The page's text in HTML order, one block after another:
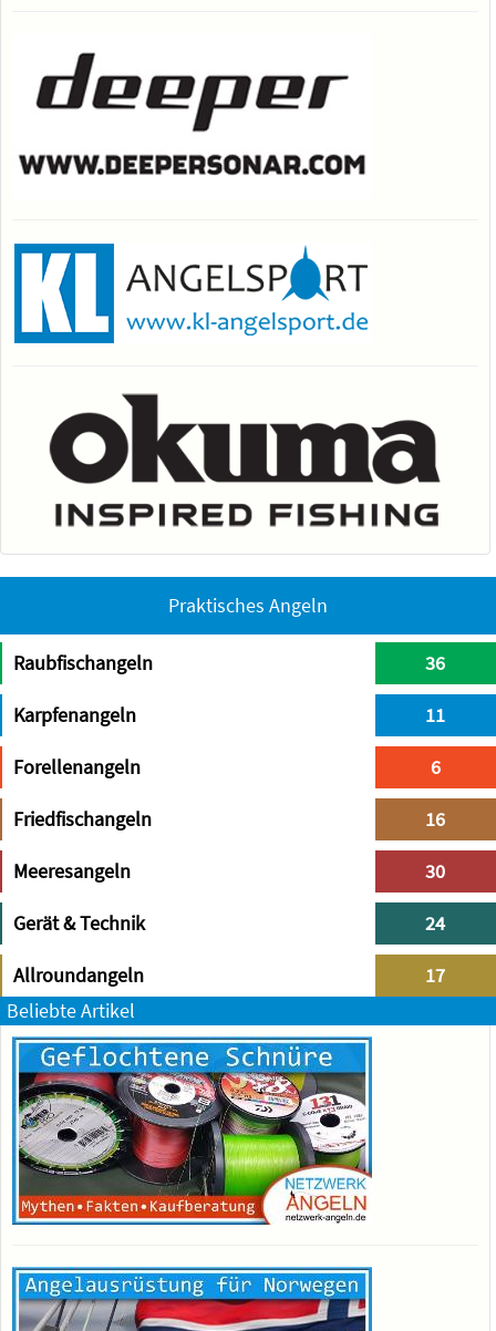
Praktisches Angeln
Raubfischangeln 36
Karpfenangeln 11
Forellenangeln 6
Friedfischangeln 16
Meeresangeln 30
Gerät & Technik 24
Allroundangeln
17
Beliebte Artikel